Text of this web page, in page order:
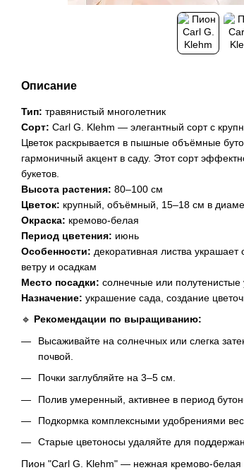
Описание
Тип: травянистый многолетник
Сорт: Carl G. Klehm — элегантный сорт с
Цветок раскрывается в пышные объёмные
гармоничный акцент в саду. Этот сорт
букетов.
Высота растения: 80–100 см
Цветок: крупный, объёмный, 15–18 см в
Окраска: кремово-белая
Период цветения: июнь
Особенности: декоративная листва украшает
ветру и осадкам
Место посадки: солнечные или
Назначение: украшение сада, создание
🔹 Рекомендации по выращиванию:
Высаживайте на солнечных или слегка
почвой.
Почки заглубляйте на 3–5 см.
Полив умеренный, активнее в период
Подкормка комплексными удобрениями
Старые цветоносы удаляйте для
Пион "Carl G. Klehm" — нежная кремово-белая